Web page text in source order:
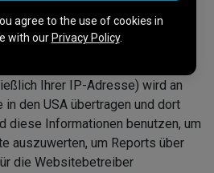
Textdateien, die auf
werden und die eine Analyse
durch Sie ermöglicht. Die durch
über Ihre Benutzung
Ihrer IP-Adresse) wird an
den USA übertragen und dort
diese Informationen benutzen, um
auszuwerten, um Reports über
die Websitebetreiber
agree to the use of cookies in
with our Privacy Policy.